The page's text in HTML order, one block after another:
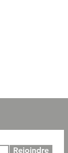
Rejoindre